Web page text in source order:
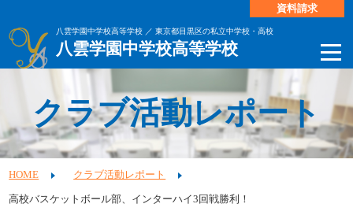
八雲学園中学校高等学校 ／ 東京都目黒区の私立中学校・高校
八雲学園中学校高等学校
資料請求
クラブ活動レポート
HOME クラブ活動レポート
高校バスケットボール部、インターハイ3回戦勝利！